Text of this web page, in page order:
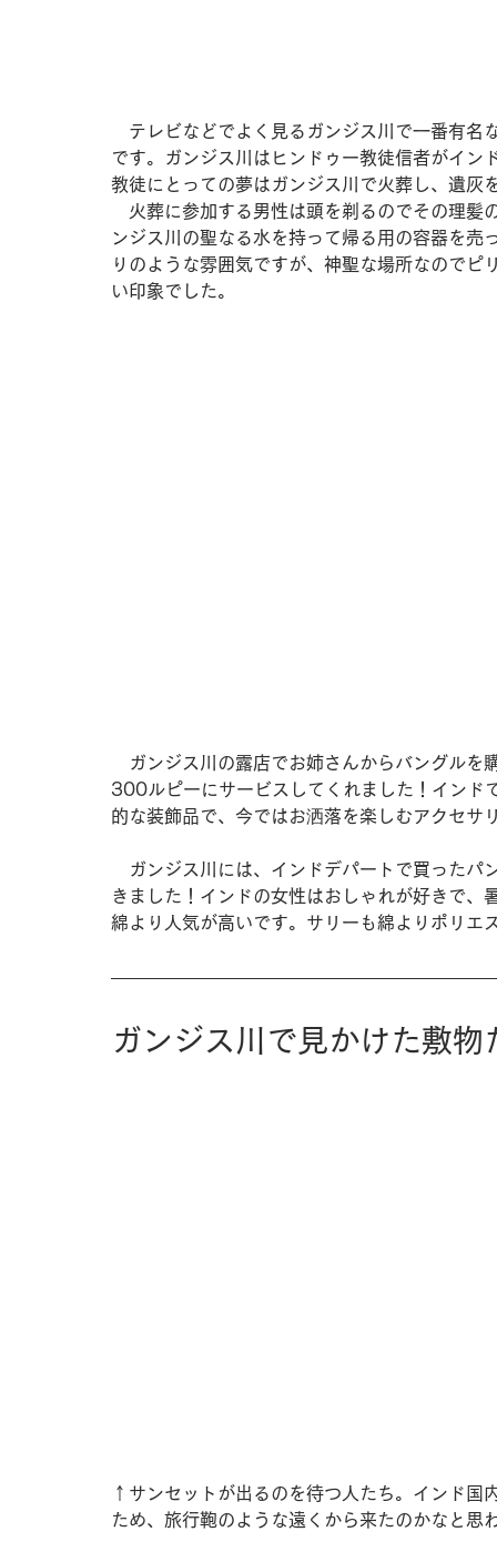
テレビなどでよく見るガンジス川で一番有名
です。ガンジス川はヒンドゥー教徒信者がイン
教徒にとっての夢はガンジス川で火葬し、遺灰
火葬に参加する男性は頭を剃るのでその理髪
ンジス川の聖なる水を持って帰る用の容器を売
りのような雰囲気ですが、神聖な場所なので
い印象でした。
ガンジス川の露店でお姉さんからバングルを
300ルピーにサービスしてくれました！インド
的な装飾品で、今ではお洒落を楽しむアクセサ
ガンジス川には、インドデパートで買ったパ
きました！インドの女性はおしゃれが好きで、
綿より人気が高いです。サリーも綿よりポリエ
ガンジス川で見かけた敷物
↑サンセットが出るのを待つ人たち。インド国
ため、旅行鞄のような遠くから来たのかなと思